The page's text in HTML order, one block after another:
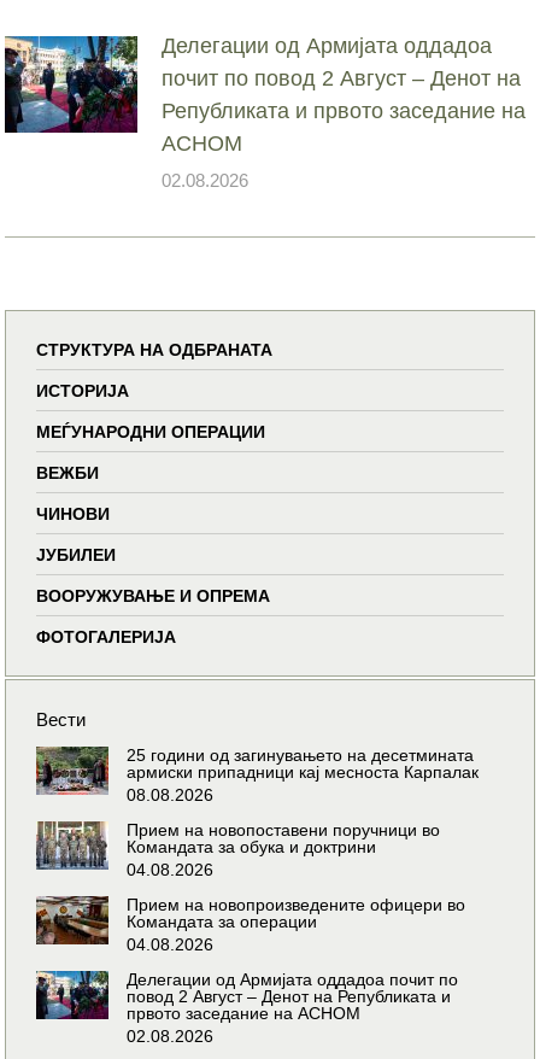
Делегации од Армијата оддадоа
почит по повод 2 Август – Денот на
Републиката и првото заседание на
АСНОМ
02.08.2026
СТРУКТУРА НА ОДБРАНАТА
ИСТОРИЈА
МЕЃУНАРОДНИ ОПЕРАЦИИ
ВЕЖБИ
ЧИНОВИ
ЈУБИЛЕИ
ВООРУЖУВАЊЕ И ОПРЕМА
ФОТОГАЛЕРИЈА
Вести
25 години од загинувањето на десетмината
армиски припадници кај месноста Карпалак
08.08.2026
Прием на новопоставени поручници во
Командата за обука и доктрини
04.08.2026
Прием на новопроизведените офицери во
Командата за операции
04.08.2026
Делегации од Армијата оддадоа почит по
повод 2 Август – Денот на Републиката и
првото заседание на АСНОМ
02.08.2026